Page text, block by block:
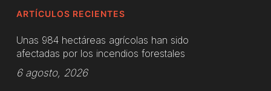
ARTÍCULOS RECIENTES
Unas 984 hectáreas agrícolas han sido
afectadas por los incendios forestales
6 agosto, 2026